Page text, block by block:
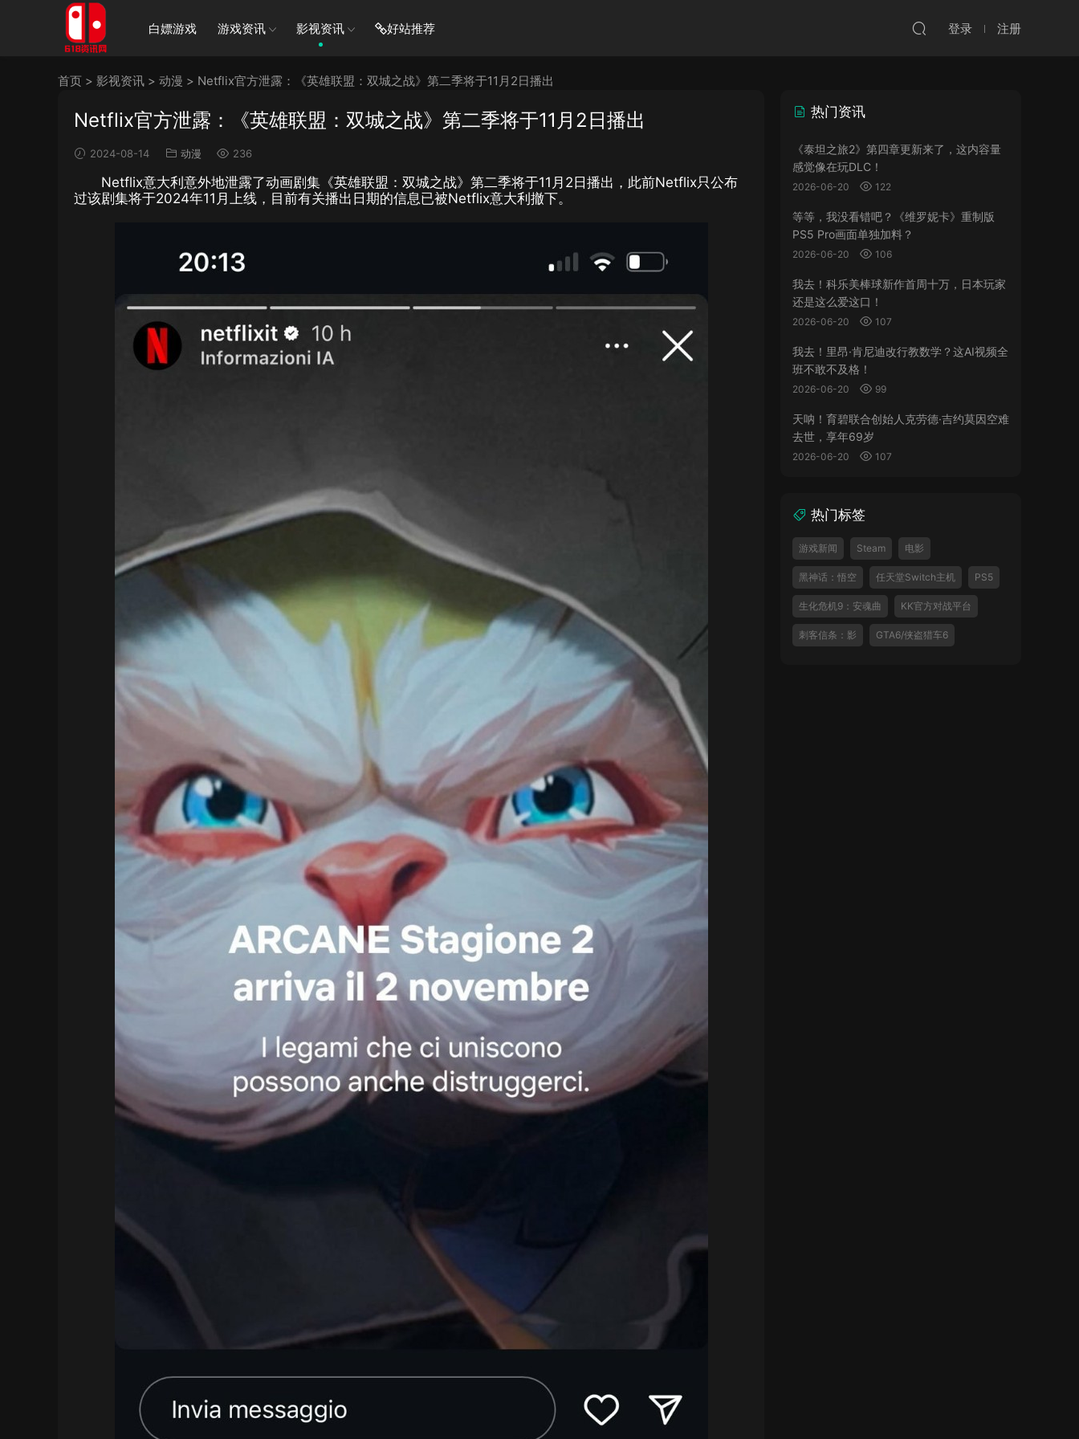
白嫖游戏 游戏资讯 影视资讯 好站推荐 登录 注册
首页 > 影视资讯 > 动漫 > Netflix官方泄露：《英雄联盟：双城之战》第二季将于11月2日播出
Netflix官方泄露：《英雄联盟：双城之战》第二季将于11月2日播出
2024-08-14 动漫 236
Netflix意大利意外地泄露了动画剧集《英雄联盟：双城之战》第二季将于11月2日播出，此前Netflix只公布
过该剧集将于2024年11月上线，目前有关播出日期的信息已被Netflix意大利撤下。
热门资讯
《泰坦之旅2》第四章更新来了，这内容量
感觉像在玩DLC！
2026-06-20 122
等等，我没看错吧？《维罗妮卡》重制版
PS5 Pro画面单独加料？
2026-06-20 106
我去！科乐美棒球新作首周十万，日本玩家
还是这么爱这口！
2026-06-20 107
我去！里昂·肯尼迪改行教数学？这AI视频全
班不敢不及格！
2026-06-20 99
天呐！育碧联合创始人克劳德·吉约莫因空难
去世，享年69岁
2026-06-20 107
热门标签
游戏新闻 Steam 电影
黑神话：悟空 任天堂Switch主机 PS5
生化危机9：安魂曲 KK官方对战平台
刺客信条：影 GTA6/侠盗猎车6